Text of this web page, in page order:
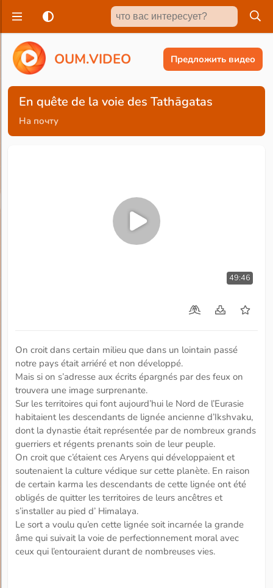
OUM.VIDEO Предложить видео
En quête de la voie des Tathāgatas
На почту
49:46
On croit dans certain milieu que dans un lointain passé
notre pays était arriéré et non développé.
Mais si on s’adresse aux écrits épargnés par des feux on
trouvera une image surprenante.
Sur les territoires qui font aujourd’hui le Nord de l’Eurasie
habitaient les descendants de lignée ancienne d’Ikshvaku,
dont la dynastie était représentée par de nombreux grands
guerriers et régents prenants soin de leur peuple.
On croit que c’étaient ces Aryens qui développaient et
soutenaient la culture védique sur cette planète. En raison
de certain karma les descendants de cette lignée ont été
obligés de quitter les territoires de leurs ancêtres et
s’installer au pied d’ Himalaya.
Le sort a voulu qu’en cette lignée soit incarnée la grande
âme qui suivait la voie de perfectionnement moral avec
ceux qui l’entouraient durant de nombreuses vies.